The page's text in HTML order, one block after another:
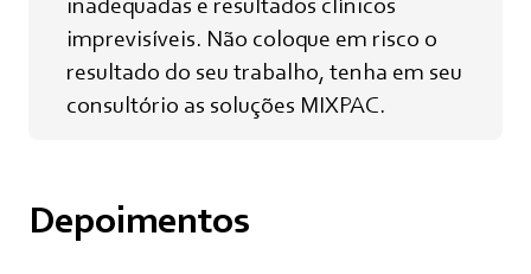
imprevisíveis. Não coloque em risco o
resultado do seu trabalho, tenha em seu
consultório as soluções MIXPAC.
Depoimentos